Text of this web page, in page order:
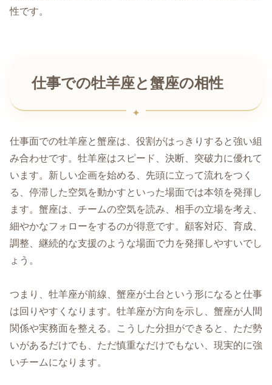
性です。
仕事での牡羊座と蟹座の相性
仕事面での牡羊座と蟹座は、役割がはっきりすると強い組
み合わせです。牡羊座はスピード、決断、突破力に優れて
います。新しい企画を始める、先頭に立って流れをつく
る、停滞した空気を動かすといった場面では本領を発揮し
ます。蟹座は、チームの空気を読み、相手の立場を考え、
細やかなフォローをするのが得意です。顧客対応、育成、
調整、継続的な支援のような場面で力を発揮しやすいでし
ょう。
つまり、牡羊座が前線、蟹座が土台という形になると仕事
は回りやすくなります。牡羊座が方向を示し、蟹座が人間
関係や実務面を整える。こうした分担ができると、ただ勢
いがあるだけでも、ただ慎重なだけでもない、現実的に強
いチームになります。